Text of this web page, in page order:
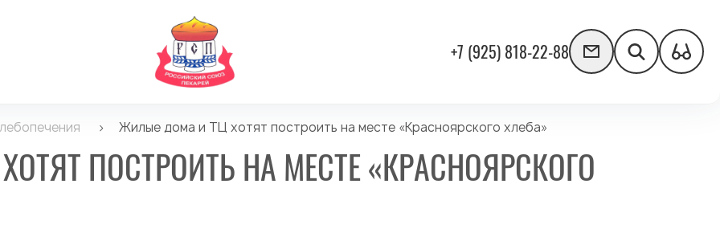
+7 (925) 818-22-88
> Жилые дома и ТЦ хотят построить на месте «Красноярского хлеба»
ПОСТРОИТЬ НА МЕСТЕ «КРАСНОЯРСКОГО